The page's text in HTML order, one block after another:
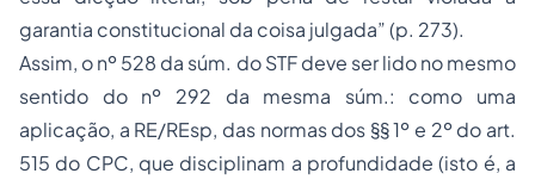
garantia constitucional da coisa julgada” (p. 273).
Assim, o nº 528 da súm. do STF deve ser lido no mesmo
sentido do nº 292 da mesma súm.: como uma
aplicação, a RE/REsp, das normas dos §§ 1º e 2º do art.
515 do CPC, que disciplinam a profundidade (isto é, a